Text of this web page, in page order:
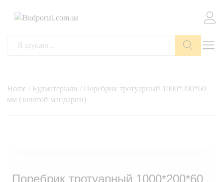
Home / Будматеріали / Поребрик тротуарный 1000*200*60
мм (золотой мандарин)
Поребрик тротуарный 1000*200*60